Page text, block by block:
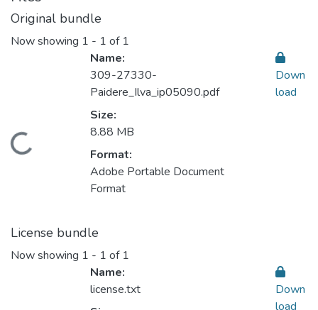
Original bundle
Now showing 1 - 1 of 1
Loading...
Name:
309-27330-
Paidere_Ilva_ip05090.pdf
Size:
8.88 MB
Format:
Adobe Portable Document
Format
Down
load
License bundle
Now showing 1 - 1 of 1
Name:
license.txt
Down
load